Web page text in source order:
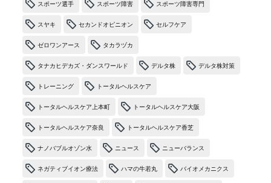
スポーツ選手 スポーツ障害 スポーツ障害専門
スヤキ セカンドオピニオン セルフケア
ゼロワンアース タカラヅカ
タナカヒデカズ・ダンスワールド デルタ株 デルタ株対策
トレーニング トータルヘルスケア
トータルヘルスケア上本町 トータルヘルスケア大阪
トータルヘルスケア奈良 トータルヘルスケア香芝
ナノバブルオゾン水 ニュース ニューバランス
ネガティブイオン療法 ハマの牛若丸 バイオメカニクス